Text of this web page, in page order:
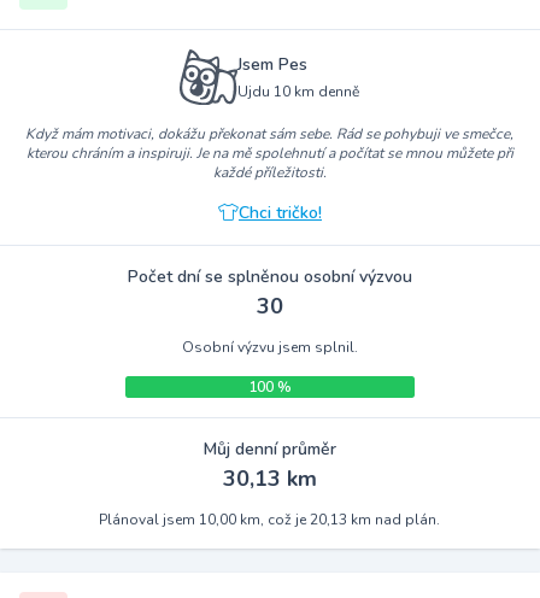
Jsem Pes
Ujdu 10 km denně
Když mám motivaci, dokážu překonat sám sebe. Rád se pohybuji ve smečce,
kterou chráním a inspiruji. Je na mě spolehnutí a počítat se mnou můžete při
každé příležitosti.
Chci tričko!
Počet dní se splněnou osobní výzvou
30
Osobní výzvu jsem splnil.
100 %
Můj denní průměr
30,13 km
Plánoval jsem 10,00 km, což je 20,13 km nad plán.